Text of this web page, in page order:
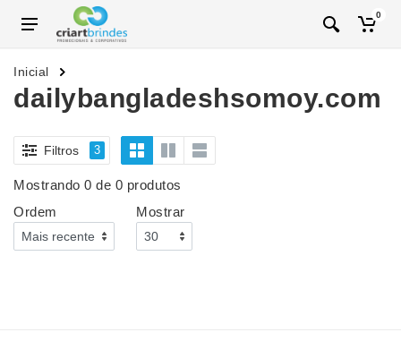
0
Inicial
dailybangladeshsomoy.com
Filtros 3
Mostrando 0 de 0 produtos
Ordem
Mostrar